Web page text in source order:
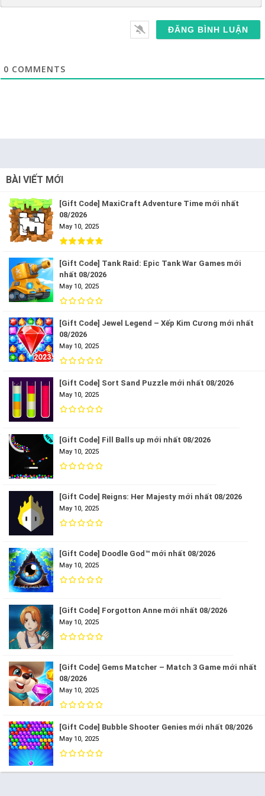
0 COMMENTS
BÀI VIẾT MỚI
[Gift Code] MaxiCraft Adventure Time mới nhất
08/2026
May 10, 2025
[Gift Code] Tank Raid: Epic Tank War Games mới
nhất 08/2026
May 10, 2025
[Gift Code] Jewel Legend – Xếp Kim Cương mới nhất
08/2026
May 10, 2025
[Gift Code] Sort Sand Puzzle mới nhất 08/2026
May 10, 2025
[Gift Code] Fill Balls up mới nhất 08/2026
May 10, 2025
[Gift Code] Reigns: Her Majesty mới nhất 08/2026
May 10, 2025
[Gift Code] Doodle God™ mới nhất 08/2026
May 10, 2025
[Gift Code] Forgotton Anne mới nhất 08/2026
May 10, 2025
[Gift Code] Gems Matcher – Match 3 Game mới nhất
08/2026
May 10, 2025
[Gift Code] Bubble Shooter Genies mới nhất 08/2026
May 10, 2025